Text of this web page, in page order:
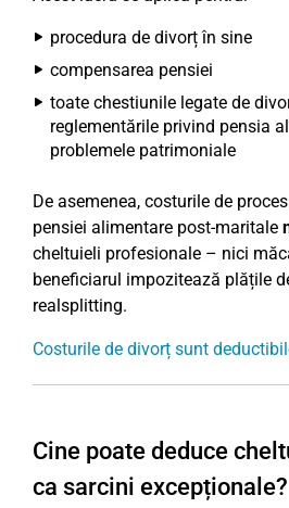
procedura de divorț în sine
compensarea pensiei
toate chestiunile legate de
reglementările privind pensia
problemele patrimoniale
De asemenea, costurile de
pensiei alimentare post-maritale
cheltuieli profesionale – nici
beneficiarul impozitează plățile
realsplitting.
Costurile de divorț sunt
Cine poate deduce
ca sarcini excepționale?